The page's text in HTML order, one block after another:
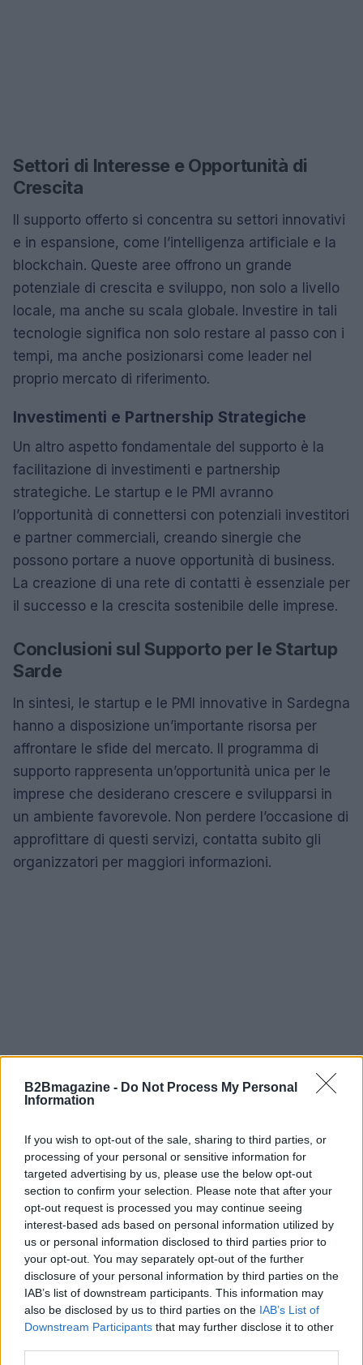
B2Bmagazine - Do Not Process My Personal
Information
If you wish to opt-out of the sale, sharing to third parties, or
processing of your personal or sensitive information for
targeted advertising by us, please use the below opt-out
section to confirm your selection. Please note that after your
opt-out request is processed you may continue seeing
interest-based ads based on personal information utilized by
us or personal information disclosed to third parties prior to
your opt-out. You may separately opt-out of the further
disclosure of your personal information by third parties on the
IAB’s list of downstream participants. This information may
also be disclosed by us to third parties on the IAB’s List of
Downstream Participants that may further disclose it to other
Settori di Interesse e Opportunità di
Crescita
Il supporto offerto si concentra su settori innovativi
e in espansione, come l’intelligenza artificiale e la
blockchain. Queste aree offrono un grande
potenziale di crescita e sviluppo, non solo a livello
locale, ma anche su scala globale. Investire in tali
tecnologie significa non solo restare al passo con i
tempi, ma anche posizionarsi come leader nel
proprio mercato di riferimento.
Investimenti e Partnership Strategiche
Un altro aspetto fondamentale del supporto è la
facilitazione di investimenti e partnership
strategiche. Le startup e le PMI avranno
l’opportunità di connettersi con potenziali investitori
e partner commerciali, creando sinergie che
possono portare a nuove opportunità di business.
La creazione di una rete di contatti è essenziale per
il successo e la crescita sostenibile delle imprese.
Conclusioni sul Supporto per le Startup
Sarde
In sintesi, le startup e le PMI innovative in Sardegna
hanno a disposizione un’importante risorsa per
affrontare le sfide del mercato. Il programma di
supporto rappresenta un’opportunità unica per le
imprese che desiderano crescere e svilupparsi in
un ambiente favorevole. Non perdere l’occasione di
approfittare di questi servizi, contatta subito gli
organizzatori per maggiori informazioni.
AUTORE
AiAdhubMedia